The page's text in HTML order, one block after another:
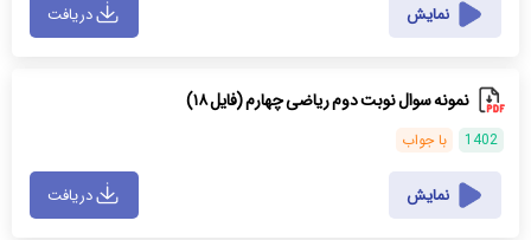
نمایش دریافت
نمونه سوال نوبت دوم ریاضی چهارم (فایل ۱۸)
1402 با جواب
نمایش دریافت